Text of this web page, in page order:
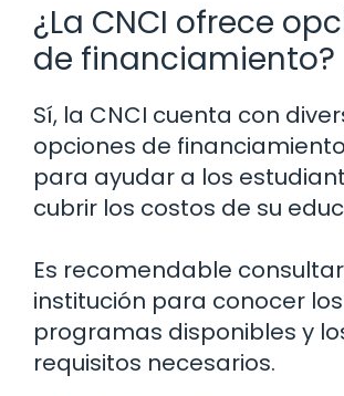
¿La CNCI ofrece
de financiamiento?
Sí, la CNCI cuenta con
opciones de
para ayudar a los
cubrir los costos de su
Es recomendable
institución para conocer los
programas disponibles y
requisitos necesarios.